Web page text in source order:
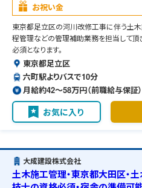
お祝い金
東京都足立区の河川改修工事に伴う土
程管理などの管理補助業務を担当して頂
必須となります。
東京都足立区
六町駅よりバスで10分
月給約42〜58万円（前職給与保証）
お気に入り
大成建設株式会社
土木施工管理・東京都大田区・